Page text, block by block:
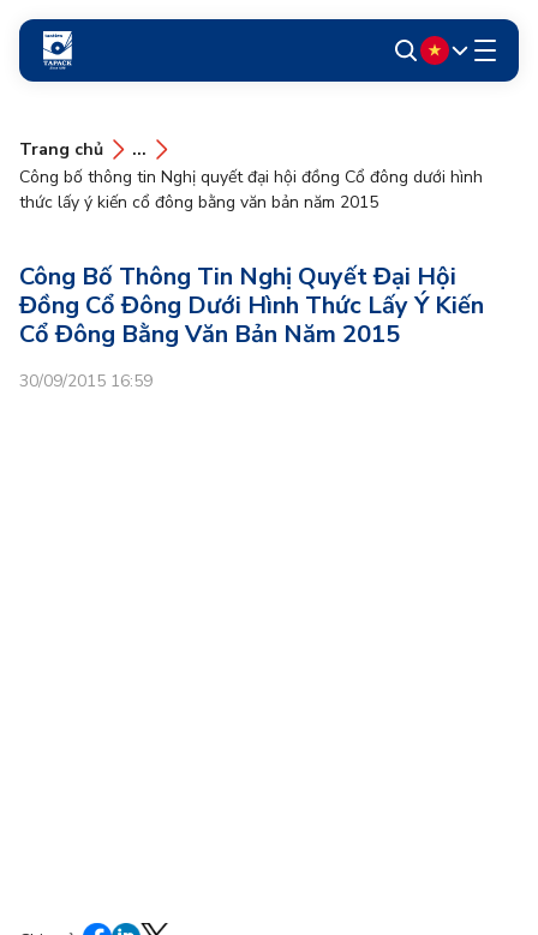
Trang chủ
...
Công bố thông tin Nghị quyết đại hội đồng Cổ đông dưới hình
thức lấy ý kiến cổ đông bằng văn bản năm 2015
Công Bố Thông Tin Nghị Quyết Đại Hội
Đồng Cổ Đông Dưới Hình Thức Lấy Ý Kiến
Cổ Đông Bằng Văn Bản Năm 2015
30/09/2015 16:59